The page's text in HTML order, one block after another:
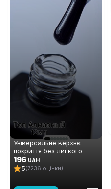
Універсальне верхнє
покриття без липкого
шару Global Fashion TOP-
Алмазний (топ/фініш), 12
мл
196 UAH
5(7236 оцінки)